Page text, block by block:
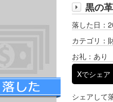
黒の
落した日：
カテゴリ：
お礼：あり
Xでシェア
シェアして